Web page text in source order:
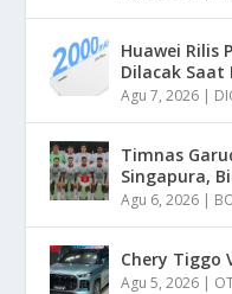
Huawei Rilis
Dilacak Saat
Agu 7, 2026 |
Timnas
Singapura,
Agu 6, 2026 |
Chery Tiggo
Agu 5, 2026 |